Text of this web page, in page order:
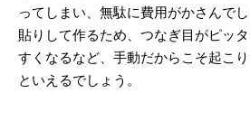
ってしまい、無駄に費用がかさんで
貼りして作るため、つなぎ目がピッ
すくなるなど、手動だからこそ起こ
といえるでしょう。